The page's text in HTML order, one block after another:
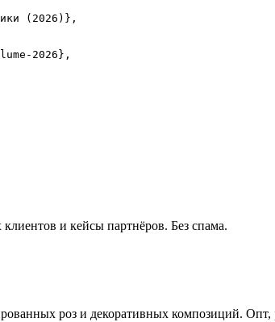
(2026)},
2026},
и кейсы партнёров. Без спама.
роз и декоративных композиций.